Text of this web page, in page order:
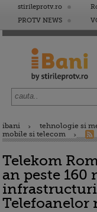
stirileprotv.ro
PROTV NEWS
ibani
tehnologie si
mobile si telecom
Telekom
an peste 160
Telefoanelor